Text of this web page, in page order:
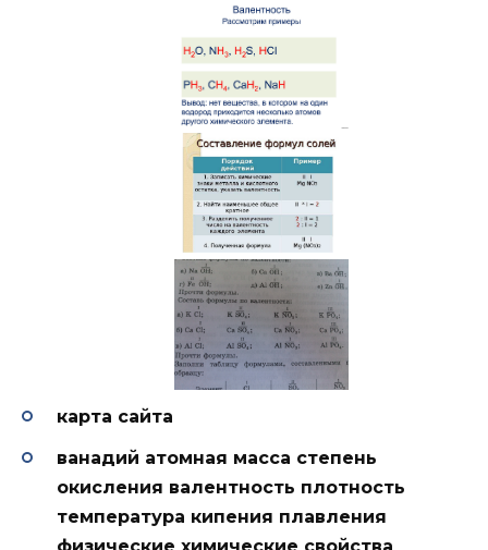
карта сайта
ванадий атомная масса степень
окисления валентность плотность
температура кипения плавления